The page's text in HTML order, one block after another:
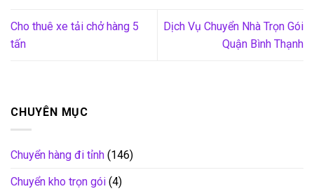
Cho thuê xe tải chở hàng 5
tấn
Dịch Vụ Chuyển Nhà Trọn Gói
Quận Bình Thạnh
CHUYÊN MỤC
Chuyển hàng đi tỉnh (146)
Chuyển kho trọn gói (4)